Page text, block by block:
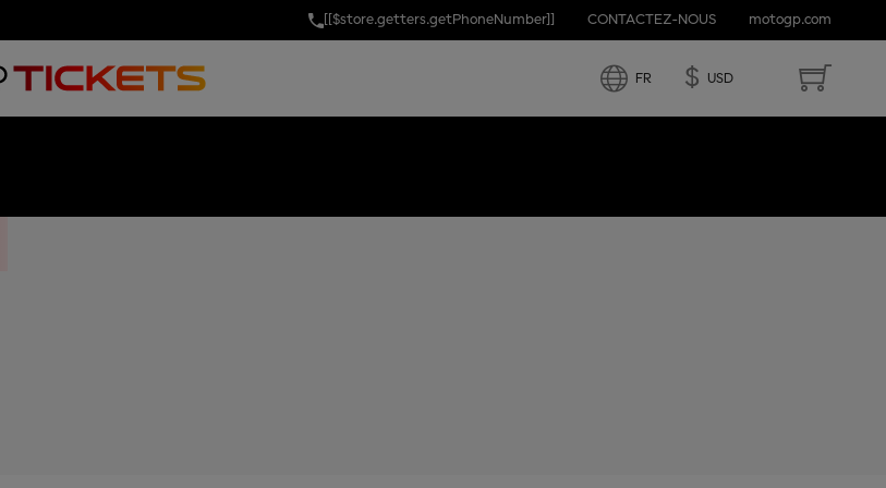
[[$store.getters.getPhoneNumber]] CONTACTEZ-NOUS motogp.com
FR $ USD
OF JAPAN